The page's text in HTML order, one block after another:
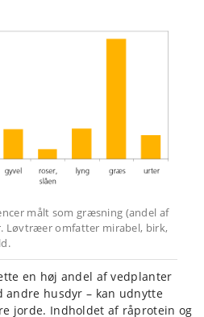
målt som græsning (andel af
Løvtræer omfatter mirabel, birk,
en høj andel af vedplanter
andre husdyr – kan udnytte
jorde. Indholdet af råprotein og